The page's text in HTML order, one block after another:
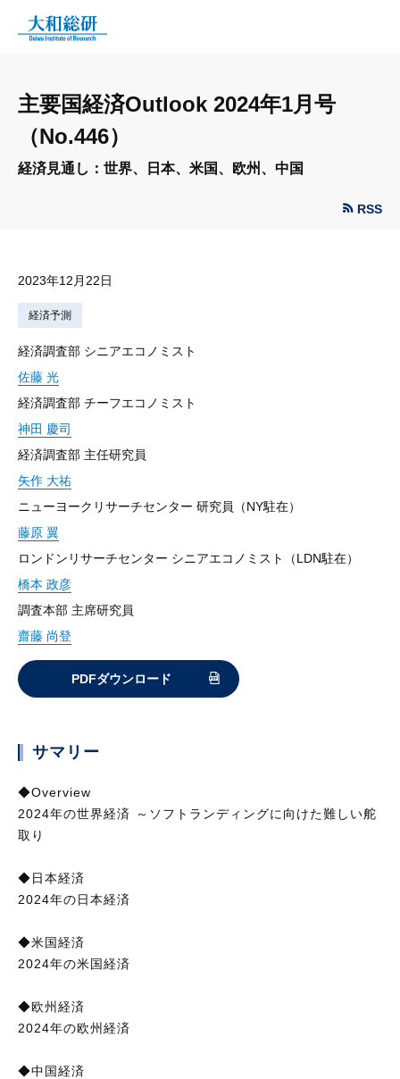
主要国経済Outlook 2024年1月号
（No.446）
経済見通し：世界、日本、米国、欧州、中国
RSS
2023年12月22日
経済予測
経済調査部 シニアエコノミスト
佐藤 光
経済調査部 チーフエコノミスト
神田 慶司
経済調査部 主任研究員
矢作 大祐
ニューヨークリサーチセンター 研究員（NY駐在）
藤原 翼
ロンドンリサーチセンター シニアエコノミスト（LDN駐在）
橋本 政彦
調査本部 主席研究員
齋藤 尚登
PDFダウンロード
サマリー
◆Overview
2024年の世界経済 ～ソフトランディングに向けた難しい舵
取り
◆日本経済
2024年の日本経済
◆米国経済
2024年の米国経済
◆欧州経済
2024年の欧州経済
◆中国経済